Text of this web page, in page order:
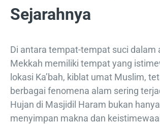
Sejarahnya
Di antara tempat-tempat suci dalam
Mekkah memiliki tempat yang
lokasi Ka’bah, kiblat umat Muslim,
berbagai fenomena alam sering
Hujan di Masjidil Haram bukan
menyimpan makna dan